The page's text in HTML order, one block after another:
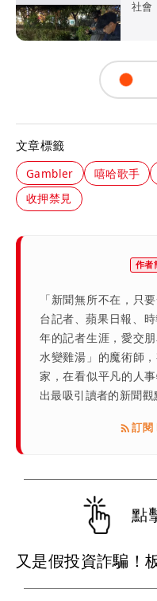
社會
文章標籤
Gambler 嘻哈歌手
收押禁見
作者
「新聞無所不在，只
台記者、蘋果日報、
年的記者生涯，愛交
水變雞湯」的魔術師
家，在看似平凡的人
出最吸引讀者的新聞觀
訂閱
點